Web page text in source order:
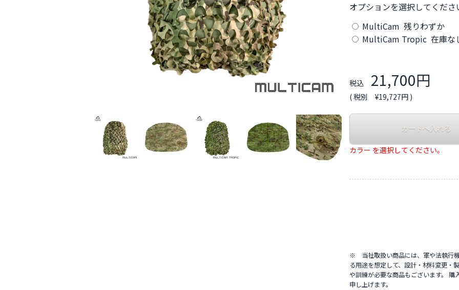
オプションを選択してくださ
MultiCam 残りわずか
MultiCam Tropic 在庫な
税込 21,700円
( 税別 ¥19,727円 )
カラー を選択してください。
※ 当社取扱い商品には、軍や法執行
る用途を想定して、設計・材料変更・
や訓練が必要な商品もございます。
申し上げます。